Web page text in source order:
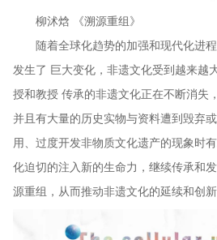
柳沭焓 《溯源重组》
随着全球化趋势的加强和现代化进
发生了 巨大变化，非遗文化受到越来越
授和教授 传承的非遗文化正在不断消失
并且有大量的历史实物与资料遭到毁弃
用、过度开发非物质文化遗产的现象时
化迫切的注入新的生命力，继续传承和
源重组，从而推动非遗文化的延续和创新